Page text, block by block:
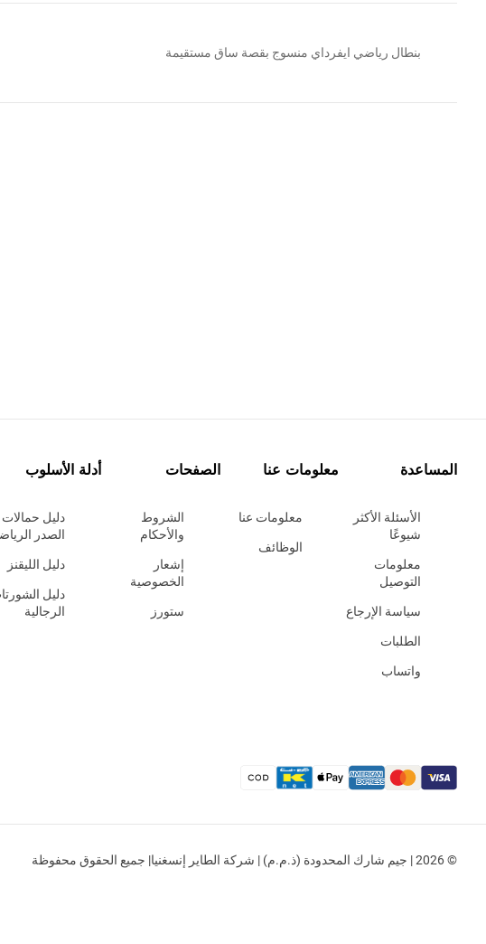
بنطال رياضي ايفرداي منسوج بقصة ساق مستقيمة
المساعدة
الأسئلة الأكثر
شيوعًا
معلومات
التوصيل
سياسة الإرجاع
الطلبات
واتساب
معلومات عنا
معلومات عنا
الوظائف
الصفحات
الشروط
والأحكام
إشعار
الخصوصية
ستورز
أدلة الأسلوب
دليل حمالات
الصدر
دليل الليقنز
دليل
الرجالية
© 2026 | جيم شارك المحدودة (ذ.م.م) | شركة الطاير إنسغنيا| جميع الحقوق محفوظة